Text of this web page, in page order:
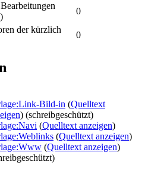
0
der kürzlich
0
Bild-in (Quelltext
) (schreibgeschützt)
(Quelltext anzeigen)
(Quelltext anzeigen)
(Quelltext anzeigen)